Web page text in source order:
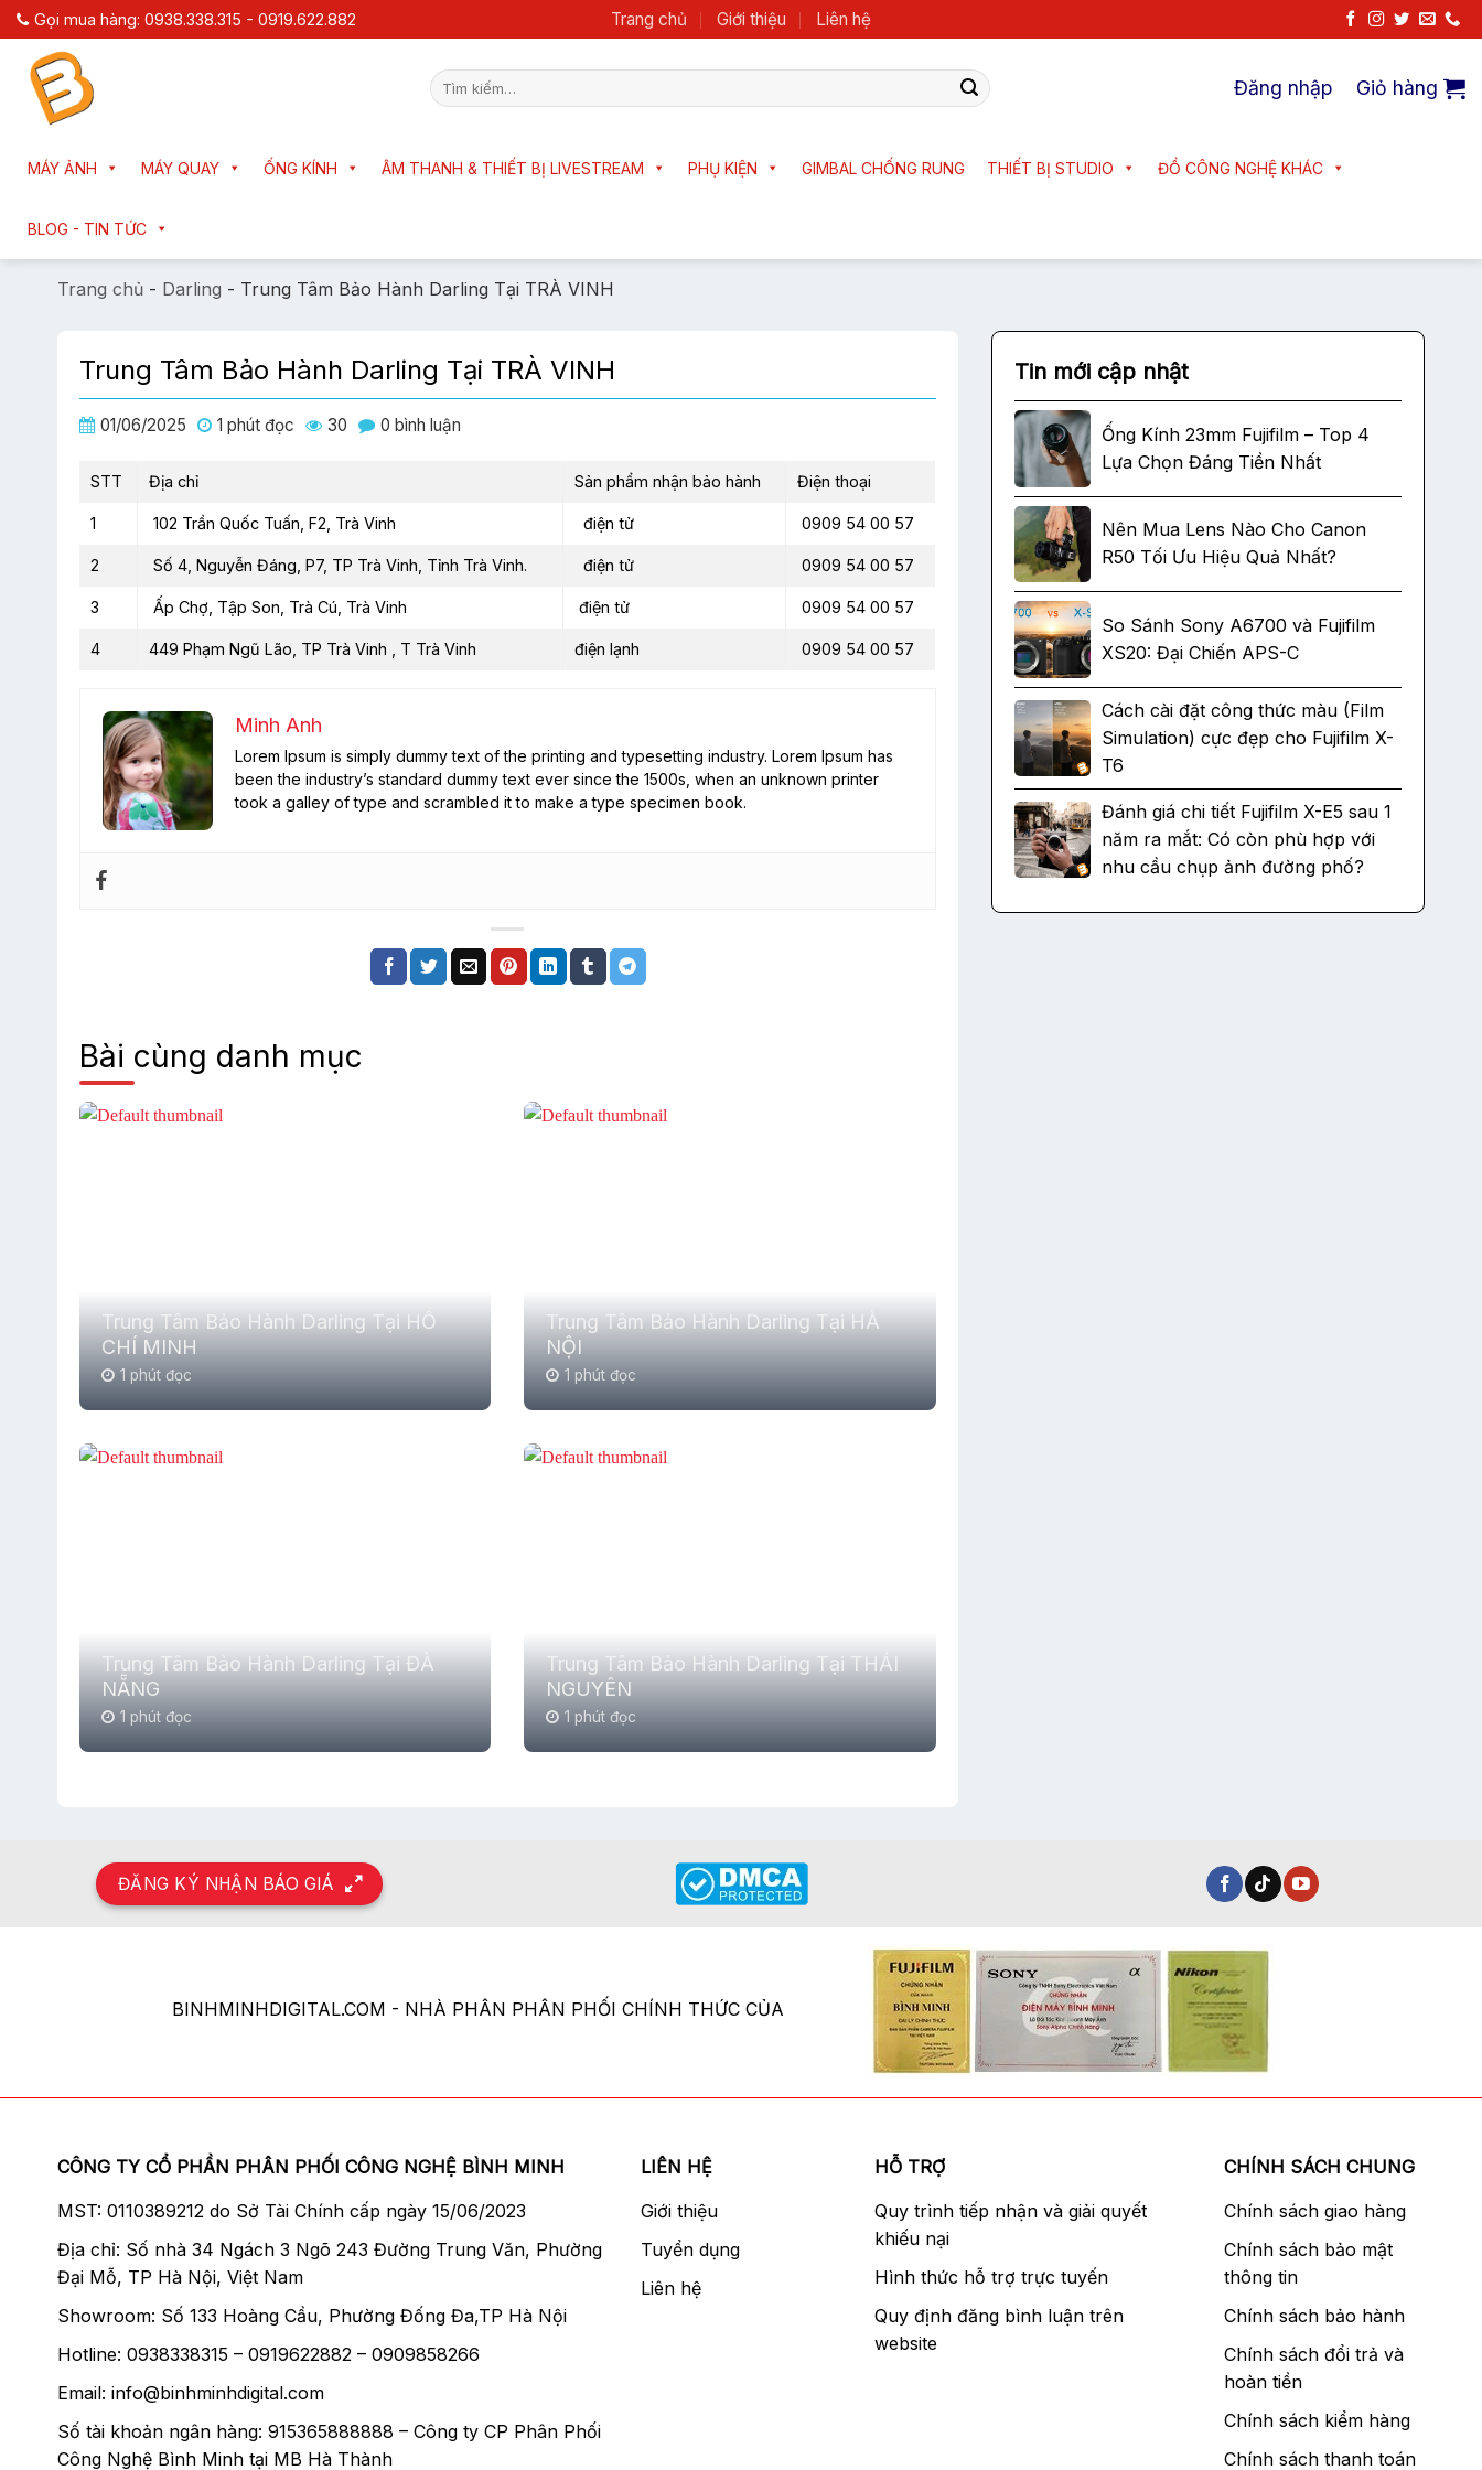
Chuyển
đến
dung
Gọi mua hàng: 0938.338.315 - 0919.622.882 Trang chủ Giới thiệu Liên hệ
Tìm
kiếm:
Đăng nhập Giỏ hàng
MÁY ẢNH MÁY QUAY ỐNG KÍNH ÂM THANH & THIẾT BỊ LIVESTREAM PHỤ KIỆN GIMBAL CHỐNG RUNG THIẾT BỊ STUDIO ĐỒ CÔNG NGHỆ KHÁC
BLOG - TIN TỨC
Trang chủ - Darling - Trung Tâm Bảo Hành Darling Tại TRÀ VINH
Trung Tâm Bảo Hành Darling Tại TRÀ VINH
01/06/2025 1 phút đọc 30 0 bình luận
STT Địa chỉ Sản phẩm nhận bảo hành Điện thoại
1 102 Trần Quốc Tuấn, F2, Trà Vinh điện tử 0909 54 00 57
2 Số 4, Nguyễn Đáng, P7, TP Trà Vinh, Tỉnh Trà Vinh. điện tử 0909 54 00 57
3 Ấp Chợ, Tập Son, Trà Cú, Trà Vinh điện tử 0909 54 00 57
4 449 Phạm Ngũ Lão, TP Trà Vinh , T Trà Vinh điện lạnh 0909 54 00 57
Minh Anh
Lorem Ipsum is simply dummy text of the printing and typesetting industry. Lorem Ipsum has
been the industry’s standard dummy text ever since the 1500s, when an unknown printer
took a galley of type and scrambled it to make a type specimen book.
Bài cùng danh mục
Trung Tâm Bảo Hành Darling Tại HỒ
CHÍ MINH
1 phút đọc
Trung Tâm Bảo Hành Darling Tại HÀ
NỘI
1 phút đọc
Trung Tâm Bảo Hành Darling Tại ĐÀ
NẴNG
1 phút đọc
Trung Tâm Bảo Hành Darling Tại THÁI
NGUYÊN
1 phút đọc
Tin mới cập nhật
Ống Kính 23mm Fujifilm – Top 4
Lựa Chọn Đáng Tiền Nhất
Nên Mua Lens Nào Cho Canon
R50 Tối Ưu Hiệu Quả Nhất?
So Sánh Sony A6700 và Fujifilm
XS20: Đại Chiến APS-C
Cách cài đặt công thức màu (Film
Simulation) cực đẹp cho Fujifilm X-
T6
Đánh giá chi tiết Fujifilm X-E5 sau 1
năm ra mắt: Có còn phù hợp với
nhu cầu chụp ảnh đường phố?
ĐĂNG KÝ NHẬN BÁO GIÁ
BINHMINHDIGITAL.COM - NHÀ PHÂN PHÂN PHỐI CHÍNH THỨC CỦA
CÔNG TY CỔ PHẦN PHÂN PHỐI CÔNG NGHỆ BÌNH MINH
MST: 0110389212 do Sở Tài Chính cấp ngày 15/06/2023
Địa chỉ: Số nhà 34 Ngách 3 Ngõ 243 Đường Trung Văn, Phường
Đại Mỗ, TP Hà Nội, Việt Nam
Showroom: Số 133 Hoàng Cầu, Phường Đống Đa,TP Hà Nội
Hotline: 0938338315 – 0919622882 – 0909858266
Email: info@binhminhdigital.com
Số tài khoản ngân hàng: 915365888888 – Công ty CP Phân Phối
Công Nghệ Bình Minh tại MB Hà Thành
LIÊN HỆ
Giới thiệu
Tuyển dụng
Liên hệ
HỖ TRỢ
Quy trình tiếp nhận và giải quyết
khiếu nại
Hình thức hỗ trợ trực tuyến
Quy định đăng bình luận trên
website
CHÍNH SÁCH CHUNG
Chính sách giao hàng
Chính sách bảo mật
thông tin
Chính sách bảo hành
Chính sách đổi trả và
hoàn tiền
Chính sách kiểm hàng
Chính sách thanh toán